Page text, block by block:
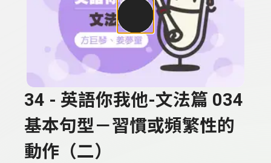
34 - 英語你我他-文法篇 034
基本句型－習慣或頻繁性的
動作（二）